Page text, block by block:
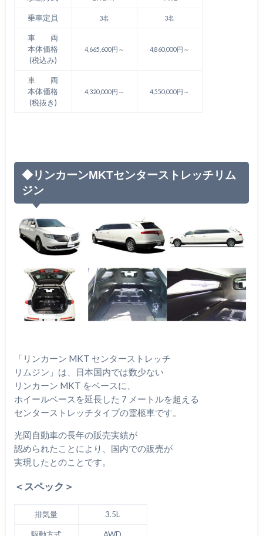
乗車定員 3名 3名
車 両
本体価格
(税込み)
4,665,600円～ 4,860,000円～
車 両
本体価格
(税抜き)
4,320,000円～ 4,550,000円～
◆リンカーンMKTセンターストレッチリム
ジン
「リンカーン MKT センターストレッチ
リムジン」は、日本国内では数少ない
リンカーン MKT をベースに、
ホイールベースを延長した 7 メートルを超える
センターストレッチタイプの霊柩車です。
光岡自動車の長年の販売実績が
認められたことにより、国内での販売が
実現したとのことです。
＜スペック＞
排気量 3.5L